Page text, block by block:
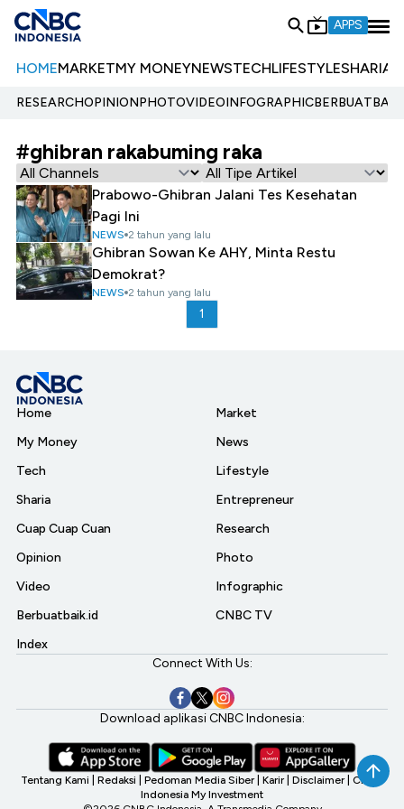
APPS
HOMEMARKETMY MONEYNEWSTECHLIFESTYLESHARIA
RESEARCHOPINIONPHOTOVIDEOINFOGRAPHIC
#ghibran rakabuming raka
Prabowo-Ghibran Jalani Tes Kesehatan
Pagi Ini
NEWS 2 tahun yang lalu
Ghibran Sowan Ke AHY, Minta Restu
Demokrat?
NEWS 2 tahun yang lalu
1
Home
My Money
Tech
Sharia
Cuap Cuap Cuan
Opinion
Video
Berbuatbaik.id
Index
Market
News
Lifestyle
Entrepreneur
Research
Photo
Infographic
CNBC TV
Connect With Us:
Download aplikasi CNBC Indonesia:
Tentang Kami Redaksi Pedoman Media Siber Karir Disclaimer CNBC
Indonesia My Investment